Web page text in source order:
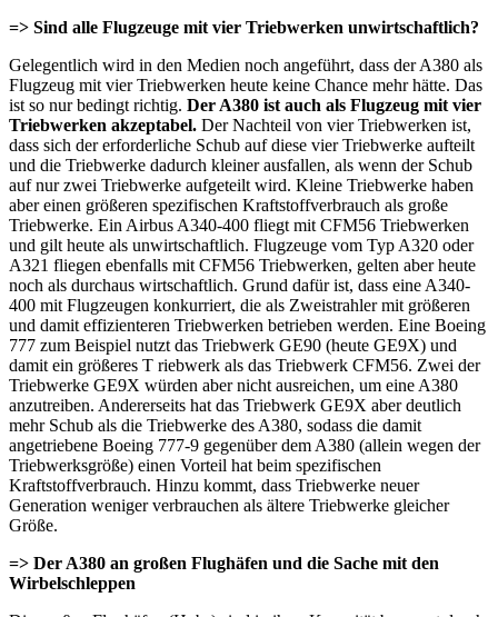
=> Sind alle Flugzeuge mit vier Triebwerken unwirtschaftlich?
Gelegentlich wird in den Medien noch angeführt, dass der A380 als
Flugzeug mit vier Triebwerken heute keine Chance mehr hätte. Das
ist so nur bedingt richtig. Der A380 ist auch als Flugzeug mit vier
Triebwerken akzeptabel. Der Nachteil von vier Triebwerken ist,
dass sich der erforderliche Schub auf diese vier Triebwerke aufteilt
und die Triebwerke dadurch kleiner ausfallen, als wenn der Schub
auf nur zwei Triebwerke aufgeteilt wird. Kleine Triebwerke haben
aber einen größeren spezifischen Kraftstoffverbrauch als große
Triebwerke. Ein Airbus A340-400 fliegt mit CFM56 Triebwerken
und gilt heute als unwirtschaftlich. Flugzeuge vom Typ A320 oder
A321 fliegen ebenfalls mit CFM56 Triebwerken, gelten aber heute
noch als durchaus wirtschaftlich. Grund dafür ist, dass eine A340-
400 mit Flugzeugen konkurriert, die als Zweistrahler mit größeren
und damit effizienteren Triebwerken betrieben werden. Eine Boeing
777 zum Beispiel nutzt das Triebwerk GE90 (heute GE9X) und
damit ein größeres T riebwerk als das Triebwerk CFM56. Zwei der
Triebwerke GE9X würden aber nicht ausreichen, um eine A380
anzutreiben. Andererseits hat das Triebwerk GE9X aber deutlich
mehr Schub als die Triebwerke des A380, sodass die damit
angetriebene Boeing 777-9 gegenüber dem A380 (allein wegen der
Triebwerksgröße) einen Vorteil hat beim spezifischen
Kraftstoffverbrauch. Hinzu kommt, dass Triebwerke neuer
Generation weniger verbrauchen als ältere Triebwerke gleicher
Größe.
=> Der A380 an großen Flughäfen und die Sache mit den
Wirbelschleppen